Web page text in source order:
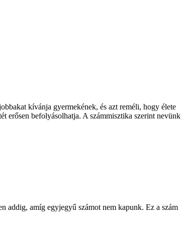
kívánja gyermekének, és azt reméli, hogy élete
erősen befolyásolhatja. A számmisztika szerint nevünk
addig, amíg egyjegyű számot nem kapunk. Ez a szám